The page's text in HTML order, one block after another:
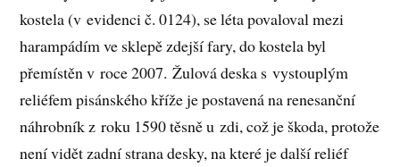
kostela (v evidenci č. 0124), se léta povaloval mezi
harampádím ve sklepě zdejší fary, do kostela byl
přemístěn v roce 2007. Žulová deska s vystouplým
reliéfem pisánského kříže je postavená na renesanční
náhrobník z roku 1590 těsně u zdi, což je škoda, protože
není vidět zadní strana desky, na které je další reliéf